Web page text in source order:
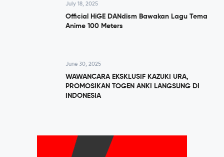
July 18, 2025
Official HiGE DANdism Bawakan Lagu Tema
Anime 100 Meters
June 30, 2025
WAWANCARA EKSKLUSIF KAZUKI URA,
PROMOSIKAN TOGEN ANKI LANGSUNG DI
INDONESIA